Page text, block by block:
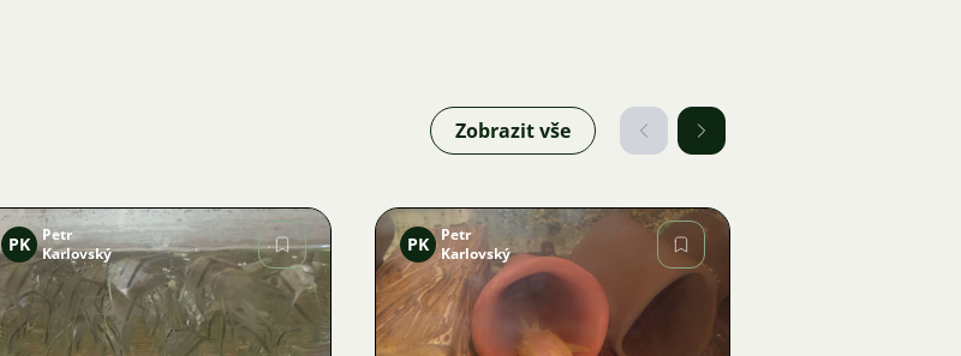
Zobrazit vše
Obrázek
PK
Petr
Karlovský
Obrázek
PK
Petr
Karlovský